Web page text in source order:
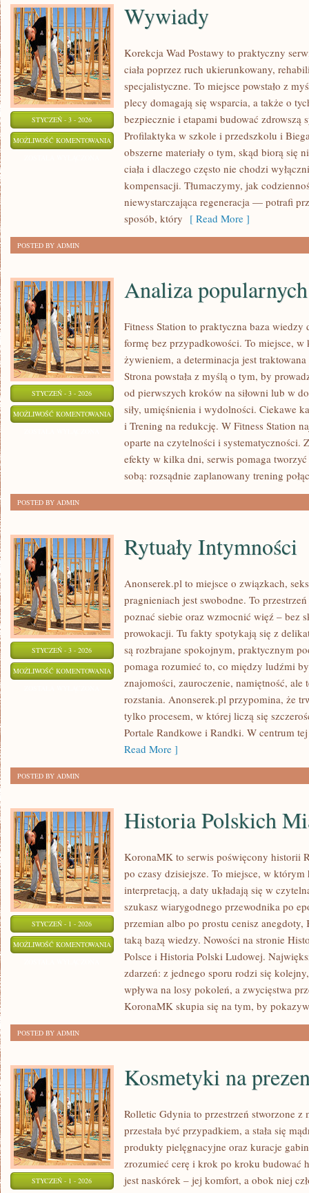
STYCZEŃ - 3 - 2026
MOŻLIWOŚĆ KOMENTOWANIA WYWIADY
Wywiady
Korekcja Wad Postawy to praktyczny
ciała poprzez ruch ukierunkowany,
specjalistyczne. To miejsce powstało z
plecy domagają się wsparcia, a także o
bezpiecznie i etapami budować zdrowszą
Profilaktyka w szkole i przedszkolu i
obszerne materiały o tym, skąd biorą się
ciała i dlaczego często nie chodzi
kompensacji. Tłumaczymy, jak
niewystarczająca regeneracja — potrafi
sposób, który [ Read More ]
POSTED BY ADMIN
STYCZEŃ - 3 - 2026
MOŻLIWOŚĆ KOMENTOWANIA ANALIZA
POPULARNYCH
DIET
Analiza
Fitness Station to praktyczna baza
formę bez przypadkowości. To miejsce,
żywieniem, a determinacja jest
Strona powstała z myślą o tym, by
od pierwszych kroków na siłowni lub w
siły, umięśnienia i wydolności. Ciekawe
i Trening na redukcję. W Fitness Station
oparte na czytelności i systematyczności.
efekty w kilka dni, serwis pomaga
sobą: rozsądnie zaplanowany trening
POSTED BY ADMIN
STYCZEŃ - 3 - 2026
MOŻLIWOŚĆ KOMENTOWANIA RYTUAŁY
INTYMNOŚCI
Rytuały Intymności
Anonserek.pl to miejsce o związkach,
pragnieniach jest swobodne. To
poznać siebie oraz wzmocnić więź – bez
prowokacji. Tu fakty spotykają się z
są rozbrajane spokojnym, praktycznym
pomaga rozumieć to, co między ludźmi
znajomości, zauroczenie, namiętność,
rozstania. Anonserek.pl przypomina, że
tylko procesem, w której liczą się
Portale Randkowe i Randki. W centrum
Read More ]
POSTED BY ADMIN
STYCZEŃ - 1 - 2026
MOŻLIWOŚĆ KOMENTOWANIA HISTORIA
POLSKICH
MIAST
Historia Polskich
KoronaMK to serwis poświęcony historii
po czasy dzisiejsze. To miejsce, w
interpretacją, a daty układają się w
szukasz wiarygodnego przewodnika po
przemian albo po prostu cenisz
taką bazą wiedzy. Nowości na stronie
Polsce i Historia Polski Ludowej.
zdarzeń: z jednego sporu rodzi się
wpływa na losy pokoleń, a zwycięstwa
KoronaMK skupia się na tym, by
POSTED BY ADMIN
STYCZEŃ - 1 - 2026
Kosmetyki na
Rolletic Gdynia to przestrzeń stworzone
przestała być przypadkiem, a stała się
produkty pielęgnacyjne oraz kuracje
zrozumieć cerę i krok po kroku budować
jest naskórek – jej komfort, a obok niej